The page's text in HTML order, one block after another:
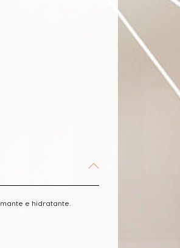
e hidratante.